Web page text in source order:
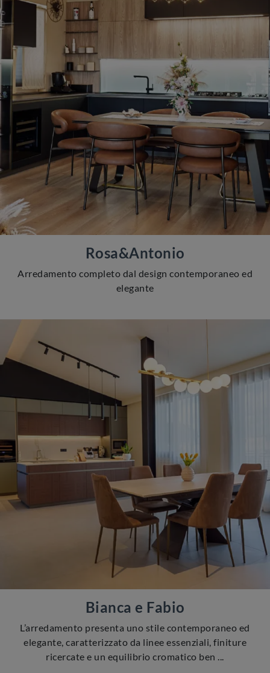
Rosa&Antonio
Arredamento completo dal design contemporaneo ed
elegante
Bianca e Fabio
L’arredamento presenta uno stile contemporaneo ed
elegante, caratterizzato da linee essenziali, finiture
ricercate e un equilibrio cromatico ben ...